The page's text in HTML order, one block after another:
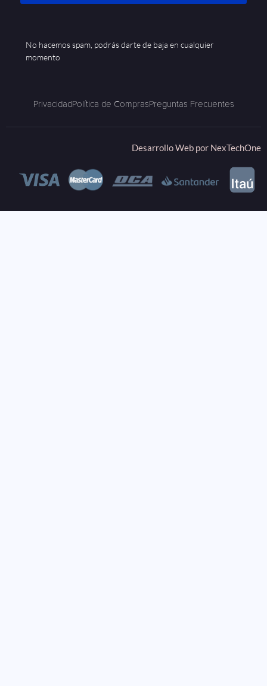
No hacemos spam, podrás darte de baja en cualquier
momento
PrivacidadPolítica de ComprasPreguntas Frecuentes
Desarrollo Web por NexTechOne